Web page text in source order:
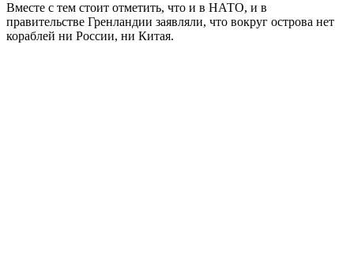
Вместе с тем стоит отметить, что и в НАТО, и в
правительстве Гренландии заявляли, что вокруг острова нет
кораблей ни России, ни Китая.